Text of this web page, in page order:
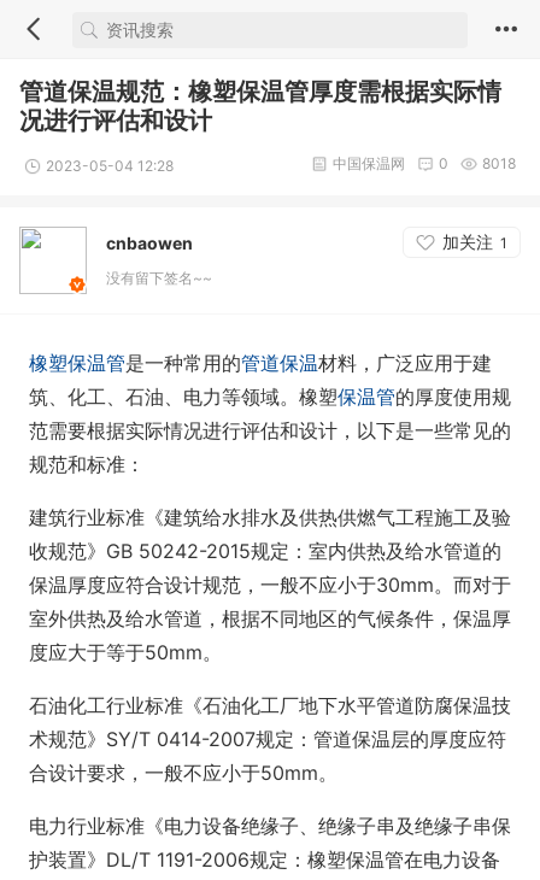
管道保温规范：橡塑保温管厚度需根据实际情
况进行评估和设计
2023-05-04 12:28 8018
0
中国保温网
cnbaowen 加关注 1
没有留下签名~~
橡塑保温管是一种常用的管道保温材料，广泛应用于建
筑、化工、石油、电力等领域。橡塑保温管的厚度使用规
范需要根据实际情况进行评估和设计，以下是一些常见的
规范和标准：
建筑行业标准《建筑给水排水及供热供燃气工程施工及验
收规范》GB 50242-2015规定：室内供热及给水管道的
保温厚度应符合设计规范，一般不应小于30mm。而对于
室外供热及给水管道，根据不同地区的气候条件，保温厚
度应大于等于50mm。
石油化工行业标准《石油化工厂地下水平管道防腐保温技
术规范》SY/T 0414-2007规定：管道保温层的厚度应符
合设计要求，一般不应小于50mm。
电力行业标准《电力设备绝缘子、绝缘子串及绝缘子串保
护装置》DL/T 1191-2006规定：橡塑保温管在电力设备